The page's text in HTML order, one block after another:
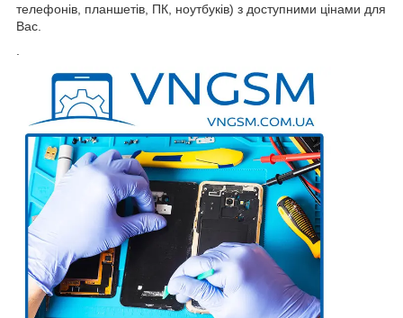
телефонів, планшетів, ПК, ноутбуків) з доступними цінами для
Вас.